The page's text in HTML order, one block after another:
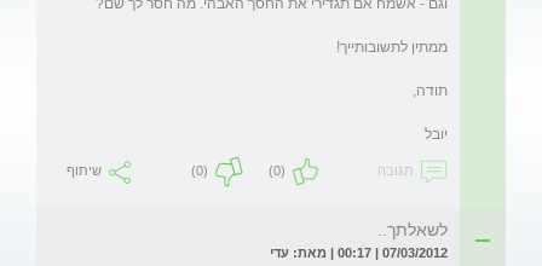
יובל
תגובה (0)
(0) שיתוף
לשאלתך..
07/03/2012 | 00:17 | מאת: עדי